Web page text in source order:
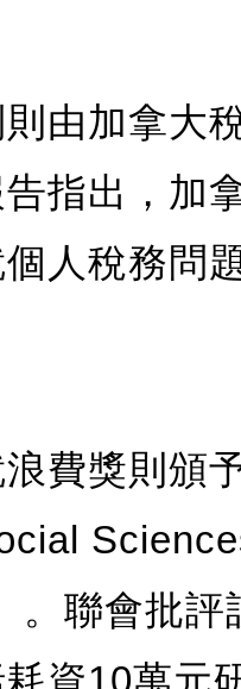
由加拿大
指出，加
人稅務問
費獎則頒
。聯會批
資10萬元